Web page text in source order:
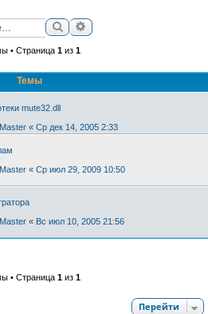
ПоискРасширенный поиск
• Страница 1из 1
Темы
mute32.dll
« Ср дек 14, 2005 2:33
« Ср июл 29, 2009 10:50
« Вс июл 10, 2005 21:56
• Страница 1из 1
Перейти